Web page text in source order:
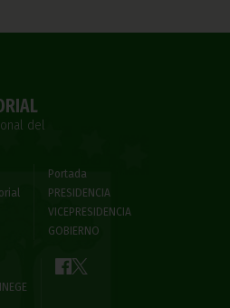
del
Portada
PRESIDENCIA
VICEPRESIDENCIA
GOBIERNO